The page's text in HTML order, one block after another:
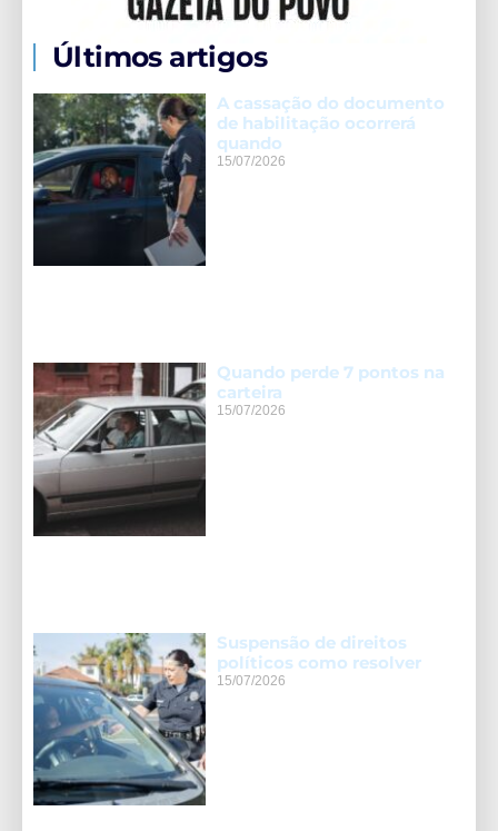
Últimos artigos
A cassação do documento
de habilitação ocorrerá
quando
15/07/2026
Quando perde 7 pontos na
carteira
15/07/2026
Suspensão de direitos
políticos como resolver
15/07/2026